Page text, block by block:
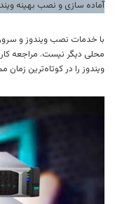
آماده سازی و نصب بهینه
با خدمات نصب ویندوز و
محلی دیگر نیست. مراجعه
ویندوز را در کوتاه‌ترین زمان